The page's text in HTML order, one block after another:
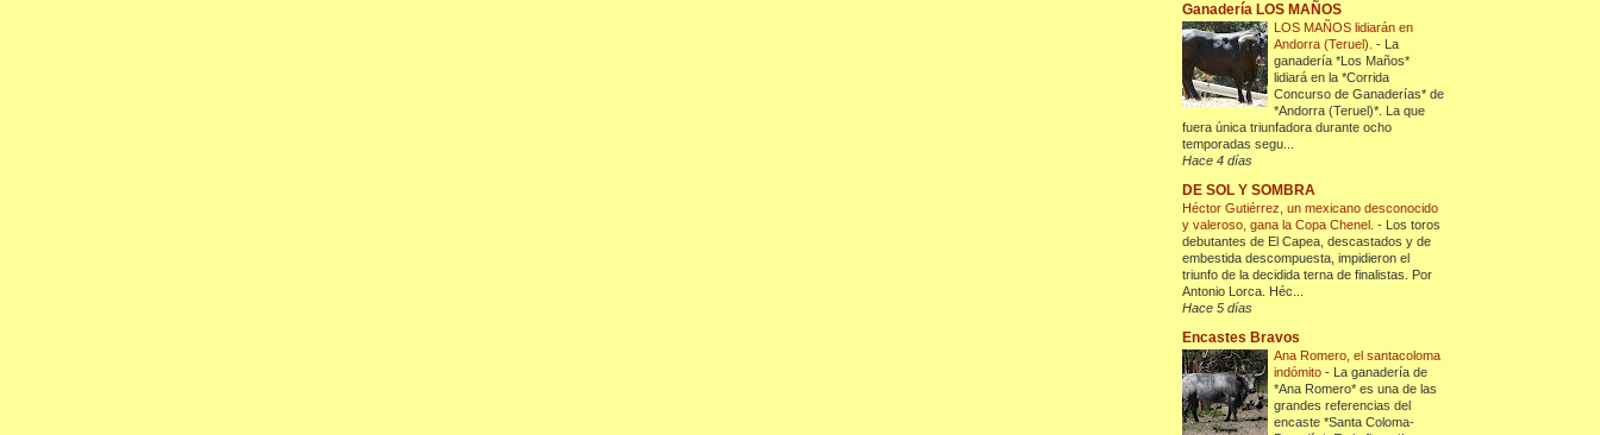
Ganadería LOS MAÑOS
LOS MAÑOS lidiarán en
Andorra (Teruel).- La
ganadería *Los Maños*
lidiará en la *Corrida
Concurso de Ganaderías* de
*Andorra (Teruel)*. La que
fuera única triunfadora durante ocho
temporadas segu...
Hace 4 días
DE SOL Y SOMBRA
Héctor Gutiérrez, un mexicano desconocido
y valeroso, gana la Copa Chenel.- Los toros
debutantes de El Capea, descastados y de
embestida descompuesta, impidieron el
triunfo de la decidida terna de finalistas. Por
Antonio Lorca. Héc...
Hace 5 días
Encastes Bravos
Ana Romero, el santacoloma
indómito- La ganadería de
*Ana Romero* es una de las
grandes referencias del
encaste *Santa Coloma-